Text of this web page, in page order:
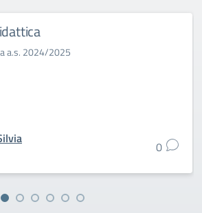
a.s. 2024/2025
0